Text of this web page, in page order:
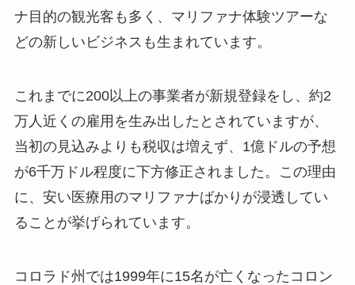
ナ目的の観光客も多く、マリファナ体験ツアーな
どの新しいビジネスも生まれています。
これまでに200以上の事業者が新規登録をし、約2
万人近くの雇用を生み出したとされていますが、
当初の見込みよりも税収は増えず、1億ドルの予想
が6千万ドル程度に下方修正されました。この理由
に、安い医療用のマリファナばかりが浸透してい
ることが挙げられています。
コロラド州では1999年に15名が亡くなったコロン